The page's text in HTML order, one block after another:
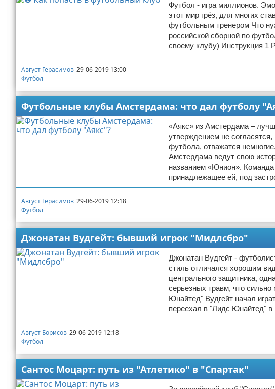
Футбол - игра миллионов.
этот мир грёз, для многих
футбольным тренером Что
российской сборной по
своему клубу) Инструкция 1
Август Герасимов 29-06-2019 13:00
Футбол
Футбольные клубы Амстердама: что дал футболу
«Аякс» из Амстердама –
утверждением не
футбола, отважатся
Амстердама ведут свою
названием «Юнион». Команда
принадлежащее ей, под
Август Герасимов 29-06-2019 12:18
Футбол
Джонатан Вудгейт: бывший игрок "Мидлсбро"
Джонатан Вудгейт -
стиль отличался хорошим
центрального защитника,
серьезных травм, что
Юнайтед" Вудгейт начал
переехал в "Лидс Юнайтед" в
Август Борисов 29-06-2019 12:18
Футбол
Сантос Моцарт: путь из "Атлетико" в "Спартак"